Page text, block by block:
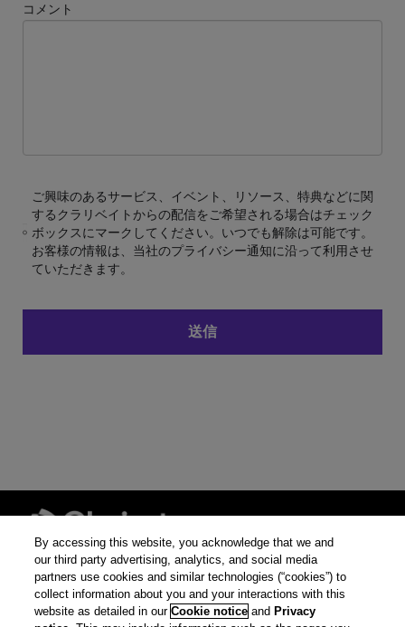
コメント
ご興味のあるサービス、イベント、リソース、特典などに関
するクラリベイトからの配信をご希望される場合はチェック
ボックスにマークしてください。いつでも解除は可能です。
お客様の情報は、当社のプライバシー通知に沿って利用させ
ていただきます。
© 2026 クラリベイト・
アナリティクス
By accessing this website, you acknowledge that we and
our third party advertising, analytics, and social media
partners use cookies and similar technologies (“cookies”) to
collect information about you and your interactions with this
website as detailed in ourCookie notice and Privacy